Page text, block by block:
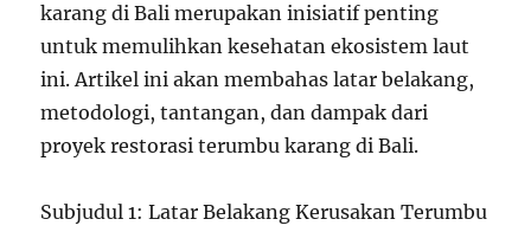
karang di Bali merupakan inisiatif penting
untuk memulihkan kesehatan ekosistem laut
ini. Artikel ini akan membahas latar belakang,
metodologi, tantangan, dan dampak dari
proyek restorasi terumbu karang di Bali.
Subjudul 1: Latar Belakang Kerusakan Terumbu